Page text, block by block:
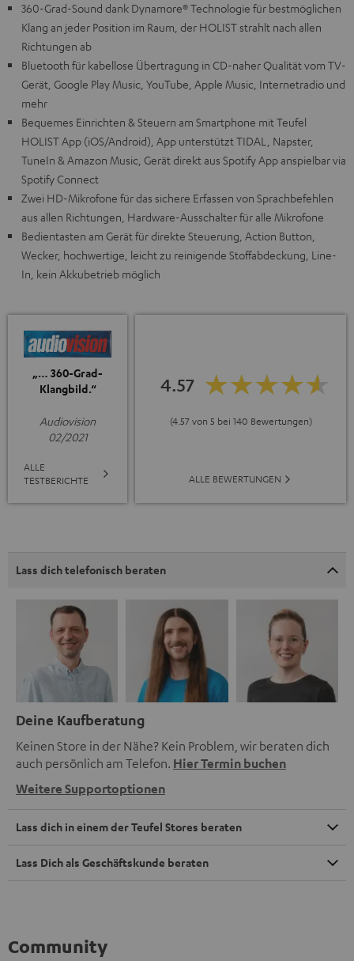
360-Grad-Sound dank Dynamore® Technologie für bestmöglichen
Klang an jeder Position im Raum, der HOLIST strahlt nach allen
Richtungen ab
Bluetooth für kabellose Übertragung in CD-naher Qualität vom TV-
Gerät, Google Play Music, YouTube, Apple Music, Internetradio und
mehr
Bequemes Einrichten & Steuern am Smartphone mit Teufel
HOLIST App (iOS/Android), App unterstützt TIDAL, Napster,
TuneIn & Amazon Music, Gerät direkt aus Spotify App anspielbar via
Spotify Connect
Zwei HD-Mikrofone für das sichere Erfassen von Sprachbefehlen
aus allen Richtungen, Hardware-Ausschalter für alle Mikrofone
Bedientasten am Gerät für direkte Steuerung, Action Button,
Wecker, hochwertige, leicht zu reinigende Stoffabdeckung, Line-
In, kein Akkubetrieb möglich
„… 360-Grad-
Klangbild.“
Audiovision
02/2021
ALLE
TESTBERICHTE
4.57
(4.57 von 5 bei 140 Bewertungen)
ALLE BEWERTUNGEN
Lass dich telefonisch beraten
Deine Kaufberatung
Keinen Store in der Nähe? Kein Problem, wir beraten dich
auch persönlich am Telefon. Hier Termin buchen
Weitere Supportoptionen
Lass dich in einem der Teufel Stores beraten
Lass Dich als Geschäftskunde beraten
Community